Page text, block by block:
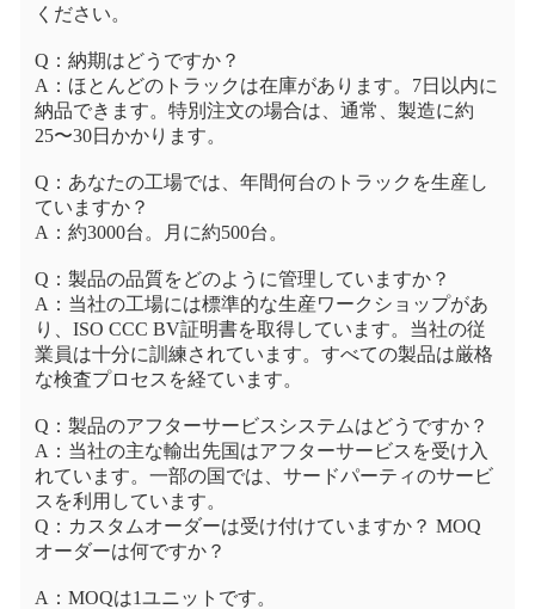
ください。
Q：納期はどうですか？
A：ほとんどのトラックは在庫があります。7日以内に
納品できます。特別注文の場合は、通常、製造に約
25〜30日かかります。
Q：あなたの工場では、年間何台のトラックを生産し
ていますか？
A：約3000台。月に約500台。
Q：製品の品質をどのように管理していますか？
A：当社の工場には標準的な生産ワークショップがあ
り、ISO CCC BV証明書を取得しています。当社の従
業員は十分に訓練されています。すべての製品は厳格
な検査プロセスを経ています。
Q：製品のアフターサービスシステムはどうですか？
A：当社の主な輸出先国はアフターサービスを受け入
れています。一部の国では、サードパーティのサービ
スを利用しています。
Q：カスタムオーダーは受け付けていますか？ MOQ
オーダーは何ですか？
A：MOQは1ユニットです。